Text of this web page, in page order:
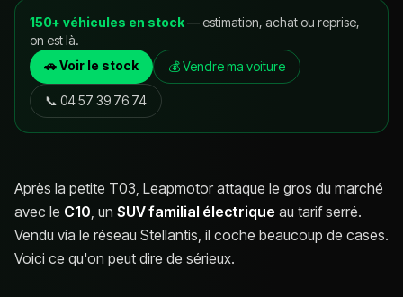
150+ véhicules en stock— estimation, achat ou reprise,
on est là.
🚗 Voir le stock
💰 Vendre ma voiture
📞 04 57 39 76 74
Après la petite T03, Leapmotor attaque le gros du marché
avec le C10, un SUV familial électrique au tarif serré.
Vendu via le réseau Stellantis, il coche beaucoup de cases.
Voici ce qu'on peut dire de sérieux.